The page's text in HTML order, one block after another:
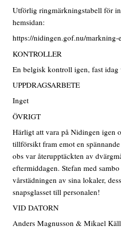
Utförlig ringmärkningstabell för
hemsidan:
https://nidingen.gof.nu/markning-
KONTROLLER
En belgisk kontroll igen, fast idag
UPPDRAGSARBETE
Inget
ÖVRIGT
Härligt att vara på Nidingen igen
tillförsikt fram emot en
obs var återupptäckten av
eftermiddagen. Stefan med
vårstädningen av sina lokaler,
snapsglasset till personalen!
VID DATORN
Anders Magnusson & Mikael Käll